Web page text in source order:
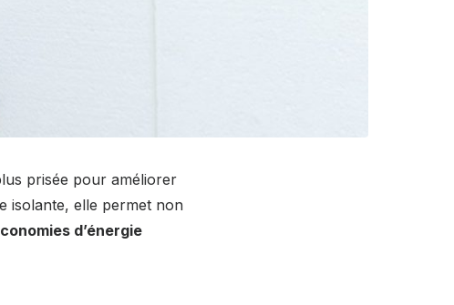
prisée pour améliorer
isolante, elle permet non
d’énergie